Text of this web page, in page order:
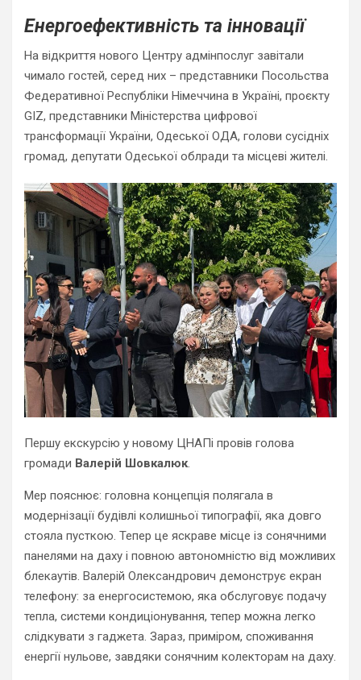
Енергоефективність та інновації
На відкриття нового Центру адмінпослуг завітали
чимало гостей, серед них – представники Посольства
Федеративної Республіки Німеччина в Україні, проєкту
GIZ, представники Міністерства цифрової
трансформації України, Одеської ОДА, голови сусідніх
громад, депутати Одеської облради та місцеві жителі.
Першу екскурсію у новому ЦНАПі провів голова
громади Валерій Шовкалюк.
Мер пояснює: головна концепція полягала в
модернізації будівлі колишньої типографії, яка довго
стояла пусткою. Тепер це яскраве місце із сонячними
панелями на даху і повною автономністю від можливих
блекаутів. Валерій Олександрович демонструє екран
телефону: за енергосистемою, яка обслуговує подачу
тепла, системи кондиціонування, тепер можна легко
слідкувати з гаджета. Зараз, приміром, споживання
енергії нульове, завдяки сонячним колекторам на даху.